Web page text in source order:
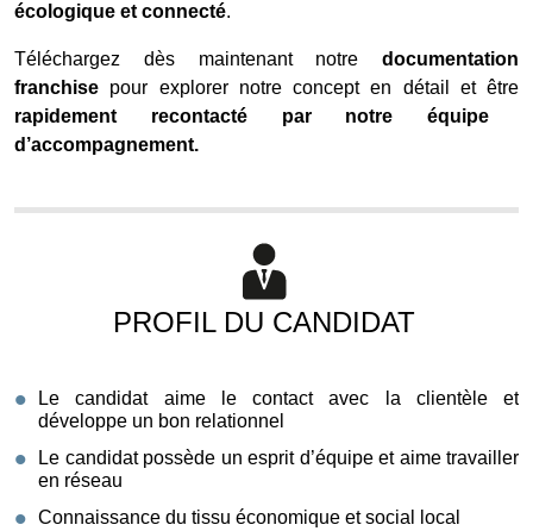
écologique et connecté.
Téléchargez dès maintenant notre documentation
franchise pour explorer notre concept en détail et être
rapidement recontacté par notre équipe
d’accompagnement.
PROFIL DU CANDIDAT
Le candidat aime le contact avec la clientèle et
développe un bon relationnel
Le candidat possède un esprit d’équipe et aime travailler
en réseau
Connaissance du tissu économique et social local